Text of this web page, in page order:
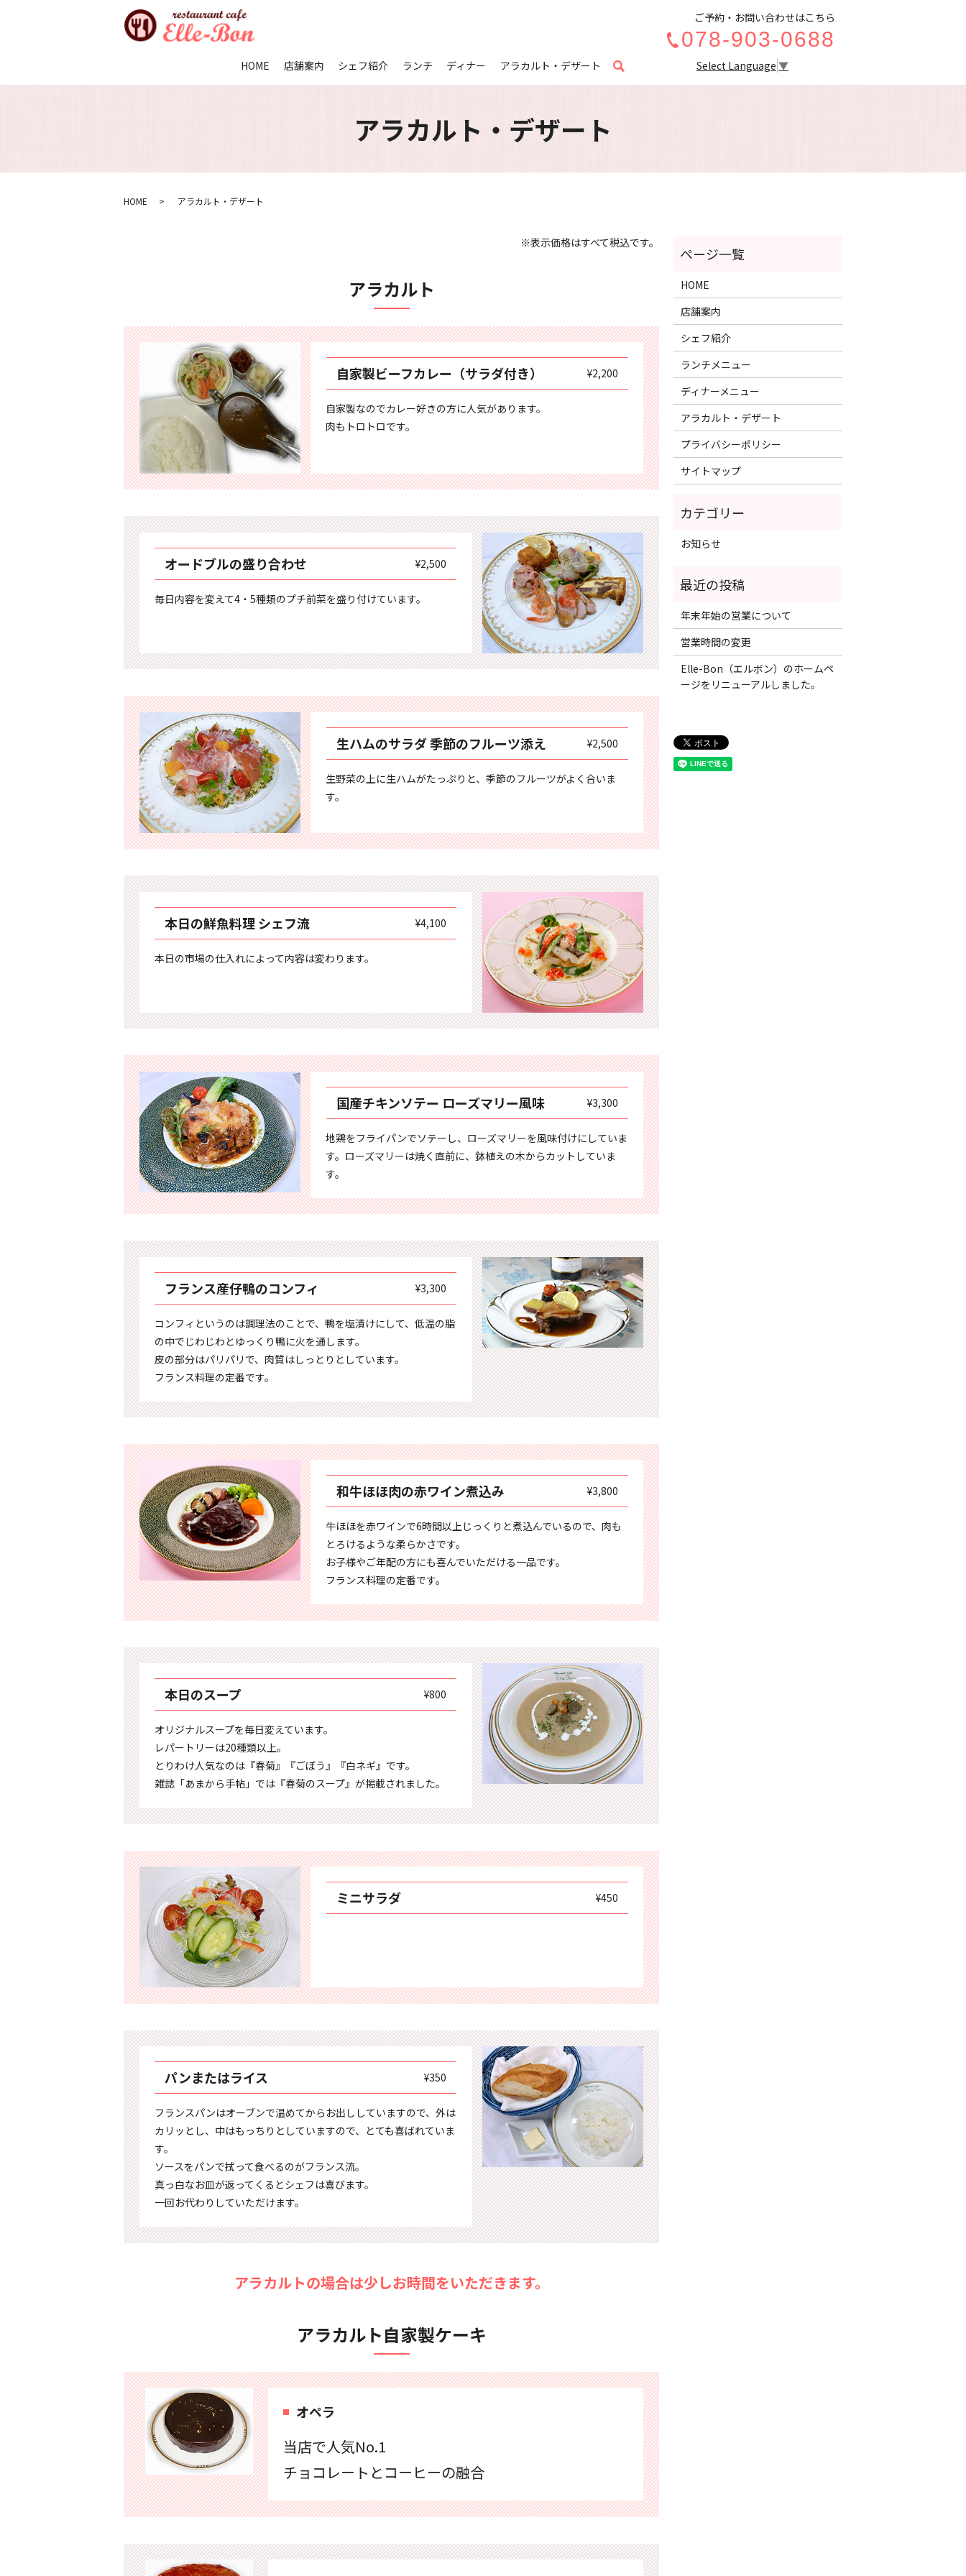
HOME 店舗案内 シェフ紹介 ランチ ディナー アラカルト・デザート search Select Language ▼
ご予約・お問い合わせはこちら
078-903-0688
アラカルト・デザート
HOME アラカルト・デザート
※表示価格はすべて税込です。
アラカルト
自家製ビーフカレー（サラダ付き） ¥2,200
自家製なのでカレー好きの方に人気があります。
肉もトロトロです。
オードブルの盛り合わせ ¥2,500
毎日内容を変えて4・5種類のプチ前菜を盛り付けています。
生ハムのサラダ 季節のフルーツ添え ¥2,500
生野菜の上に生ハムがたっぷりと、季節のフルーツがよく合いま
す。
本日の鮮魚料理 シェフ流 ¥4,100
本日の市場の仕入れによって内容は変わります。
国産チキンソテー ローズマリー風味 ¥3,300
地鶏をフライパンでソテーし、ローズマリーを風味付けにしていま
す。ローズマリーは焼く直前に、鉢植えの木からカットしていま
す。
フランス産仔鴨のコンフィ ¥3,300
コンフィというのは調理法のことで、鴨を塩漬けにして、低温の脂
の中でじわじわとゆっくり鴨に火を通します。
皮の部分はパリパリで、肉質はしっとりとしています。
フランス料理の定番です。
和牛ほほ肉の赤ワイン煮込み ¥3,800
牛ほほを赤ワインで6時間以上じっくりと煮込んでいるので、肉も
とろけるような柔らかさです。
お子様やご年配の方にも喜んでいただける一品です。
フランス料理の定番です。
本日のスープ ¥800
オリジナルスープを毎日変えています。
レパートリーは20種類以上。
とりわけ人気なのは『春菊』『ごぼう』『白ネギ』です。
雑誌「あまから手帖」では『春菊のスープ』が掲載されました。
ミニサラダ ¥450
パンまたはライス ¥350
フランスパンはオーブンで温めてからお出ししていますので、外は
カリッとし、中はもっちりとしていますので、とても喜ばれていま
す。
ソースをパンで拭って食べるのがフランス流。
真っ白なお皿が返ってくるとシェフは喜びます。
一回お代わりしていただけます。
アラカルトの場合は少しお時間をいただきます。
アラカルト自家製ケーキ
オペラ
当店で人気No.1
チョコレートとコーヒーの融合
HOME
店舗案内
シェフ紹介
ランチメニュー
ディナーメニュー
アラカルト・デザート
プライバシーポリシー
サイトマップ
お知らせ
年末年始の営業について
営業時間の変更
Elle-Bon（エルボン）のホームペ
ージをリニューアルしました。